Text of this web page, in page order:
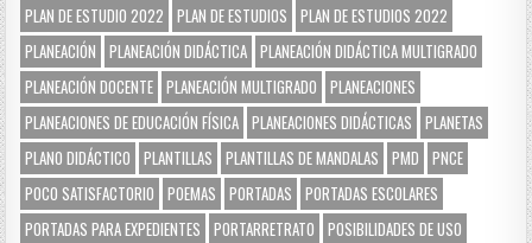
PLAN DE ESTUDIO 2022 PLAN DE ESTUDIOS
PLAN DE ESTUDIOS 2022
PLANEACIÓN
PLANEACIÓN DIDÁCTICA PLANEACIÓN DIDÁCTICA MULTIGRADO
PLANEACIÓN DOCENTE PLANEACIÓN MULTIGRADO
PLANEACIONES
PLANEACIONES DE EDUCACIÓN FÍSICA PLANEACIONES DIDÁCTICAS
PLANETAS
PLANO DIDÁCTICO
PLANTILLAS PLANTILLAS DE MANDALAS PMD
PNCE
POCO SATISFACTORIO
POEMAS PORTADAS
PORTADAS ESCOLARES
PORTADAS PARA EXPEDIENTES
PORTARRETRATO
POSIBILIDADES DE USO